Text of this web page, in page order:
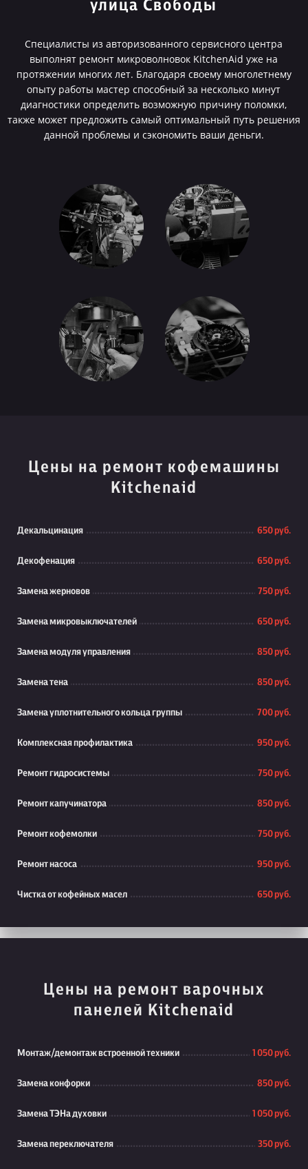
улица Свободы
Специалисты из авторизованного сервисного центра
выполнят ремонт микроволновок KitchenAid уже на
протяжении многих лет. Благодаря своему многолетнему
опыту работы мастер способный за несколько минут
диагностики определить возможную причину поломки,
также может предложить самый оптимальный путь решения
данной проблемы и сэкономить ваши деньги.
Цены на ремонт кофемашины
Kitchenaid
Декальцинация 650 руб.
Декофенация 650 руб.
Замена жерновов 750 руб.
Замена микровыключателей 650 руб.
Замена модуля управления 850 руб.
Замена тена 850 руб.
Замена уплотнительного кольца группы 700 руб.
Комплексная профилактика 950 руб.
Ремонт гидросистемы 750 руб.
Ремонт капучинатора 850 руб.
Ремонт кофемолки 750 руб.
Ремонт насоса 950 руб.
Чистка от кофейных масел 650 руб.
Цены на ремонт варочных
панелей Kitchenaid
Монтаж/демонтаж встроенной техники 1 050 руб.
Замена конфорки 850 руб.
Замена ТЭНа духовки 1 050 руб.
Замена переключателя 350 руб.